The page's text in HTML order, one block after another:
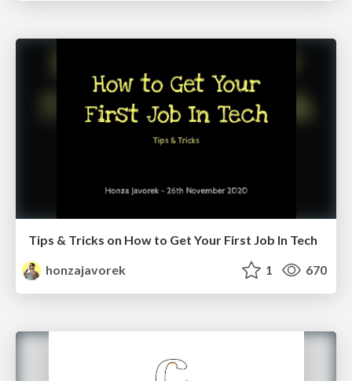
Tips & Tricks on How to Get Your First Job In Tech
honzajavorek
1 670